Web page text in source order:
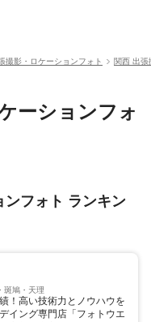
撮影・ロケーションフォト 関西 出張
ーションフォ
フォト ランキン
斑鳩・天理
！高い技術力とノウハウを
イング専門店「フォトウエ